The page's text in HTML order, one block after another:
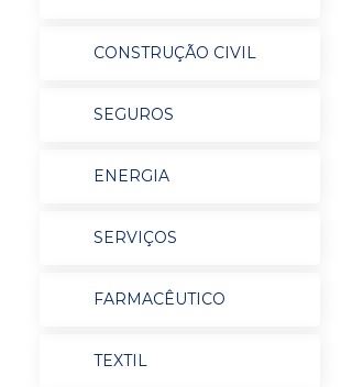
CONSTRUÇÃO CIVIL
SEGUROS
ENERGIA
SERVIÇOS
FARMACÊUTICO
TEXTIL